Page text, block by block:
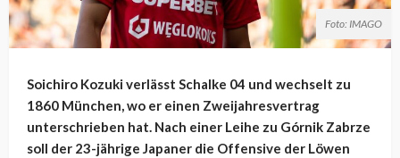
Foto: IMAGO
Soichiro Kozuki verlässt Schalke 04 und wechselt zu
1860 München, wo er einen Zweijahresvertrag
unterschrieben hat. Nach einer Leihe zu Górnik Zabrze
soll der 23-jährige Japaner die Offensive der Löwen